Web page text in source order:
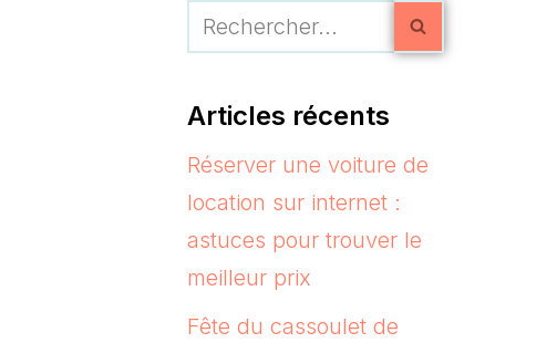
Articles récents
Réserver une voiture de
location sur internet :
astuces pour trouver le
meilleur prix
Fête du cassoulet de